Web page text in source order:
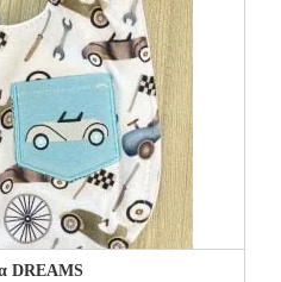
DREAMS